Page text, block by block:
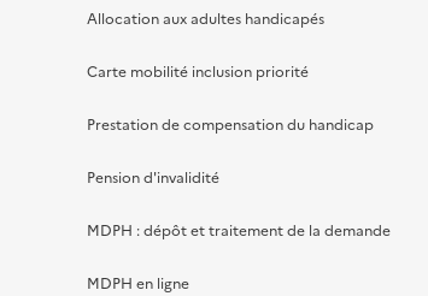
Allocation aux adultes handicapés
Carte mobilité inclusion priorité
Prestation de compensation du handicap
Pension d'invalidité
MDPH : dépôt et traitement de la demande
MDPH en ligne